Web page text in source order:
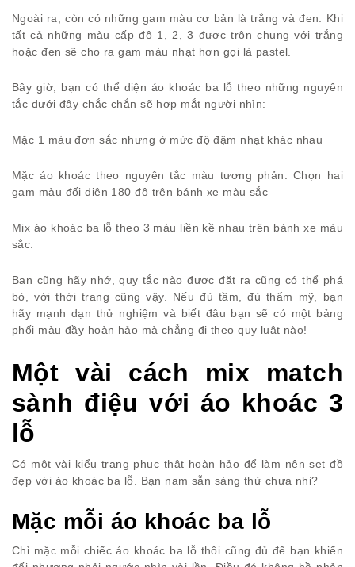
Ngoài ra, còn có những gam màu cơ bản là trắng và đen. Khi
tất cả những màu cấp độ 1, 2, 3 được trộn chung với trắng
hoặc đen sẽ cho ra gam màu nhạt hơn gọi là pastel.
Bây giờ, bạn có thể diện áo khoác ba lỗ theo những nguyên
tắc dưới đây chắc chắn sẽ hợp mắt người nhìn:
Mặc 1 màu đơn sắc nhưng ở mức độ đậm nhạt khác nhau
Mặc áo khoác theo nguyên tắc màu tương phản: Chọn hai
gam màu đối diện 180 độ trên bánh xe màu sắc
Mix áo khoác ba lỗ theo 3 màu liền kề nhau trên bánh xe màu
sắc.
Bạn cũng hãy nhớ, quy tắc nào được đặt ra cũng có thể phá
bỏ, với thời trang cũng vậy. Nếu đủ tầm, đủ thẩm mỹ, bạn
hãy mạnh dạn thử nghiệm và biết đâu bạn sẽ có một bảng
phối màu đầy hoàn hảo mà chẳng đi theo quy luật nào!
Một vài cách mix match
sành điệu với áo khoác 3
lỗ
Có một vài kiểu trang phục thật hoàn hảo để làm nên set đồ
đẹp với áo khoác ba lỗ. Bạn nam sẵn sàng thử chưa nhỉ?
Mặc mỗi áo khoác ba lỗ
Chỉ mặc mỗi chiếc áo khoác ba lỗ thôi cũng đủ để bạn khiến